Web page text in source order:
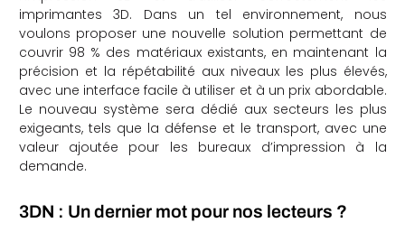
imprimantes 3D. Dans un tel environnement, nous
voulons proposer une nouvelle solution permettant de
couvrir 98 % des matériaux existants, en maintenant la
précision et la répétabilité aux niveaux les plus élevés,
avec une interface facile à utiliser et à un prix abordable.
Le nouveau système sera dédié aux secteurs les plus
exigeants, tels que la défense et le transport, avec une
valeur ajoutée pour les bureaux d’impression à la
demande.
3DN : Un dernier mot pour nos lecteurs ?